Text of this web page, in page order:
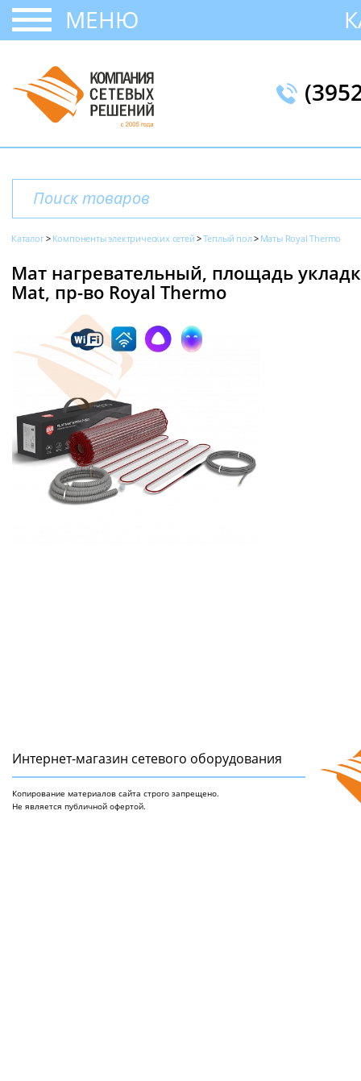
МЕНЮ
Каталог Компоненты электрических сетей Теплый пол Маты Royal Thermo
Мат нагревательный, площадь
Mat, пр-во Royal Thermo
Интернет-магазин сетeвого оборудования
Копирование материалов сайта строго запрещено.
Не является публичной офертой.